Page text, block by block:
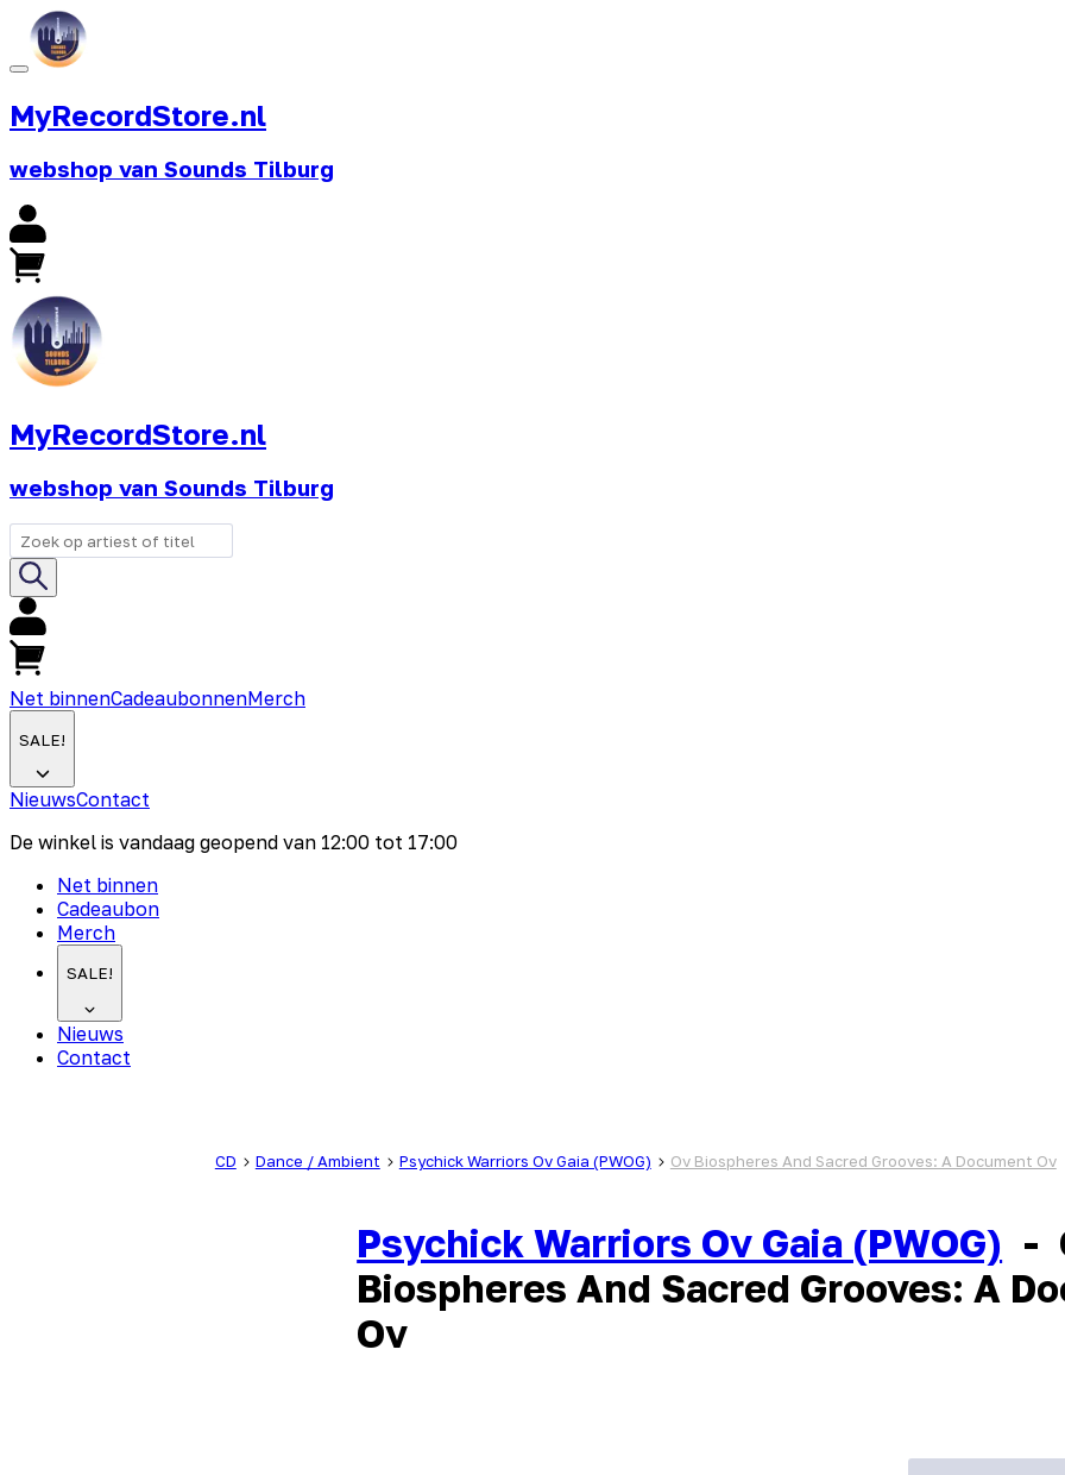
MyRecordStore.nl
webshop van Sounds Tilburg
MyRecordStore.nl
webshop van Sounds Tilburg
Net binnenCadeaubonnenMerch
SALE!
NieuwsContact
De winkel is vandaag geopend van 12:00 tot 17:00
Net binnen
Cadeaubon
Merch
SALE!
Nieuws
Contact
CD Dance / Ambient Psychick Warriors Ov Gaia (PWOG) Ov Biospheres And Sacred Grooves: A Document Ov
Psychick Warriors Ov Gaia (PWOG) -
Biospheres And Sacred Grooves: A
Ov